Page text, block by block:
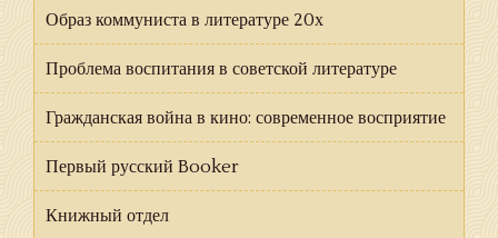
Образ коммуниста в литературе 20х
Проблема воспитания в советской литературе
Гражданская война в кино: современное восприятие
Первый русский Booker
Книжный отдел